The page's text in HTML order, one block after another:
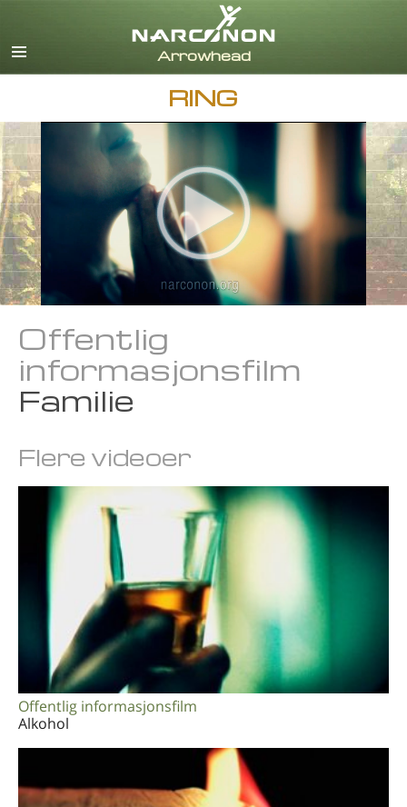
Tysk
Spansk
Fransk
Italiensk
Japansk
Nederlandsk
Norsk
Tyrkisk
RING
Offentlig
informasjonsfilm
Familie
Flere videoer
Offentlig informasjonsfilm
Alkohol